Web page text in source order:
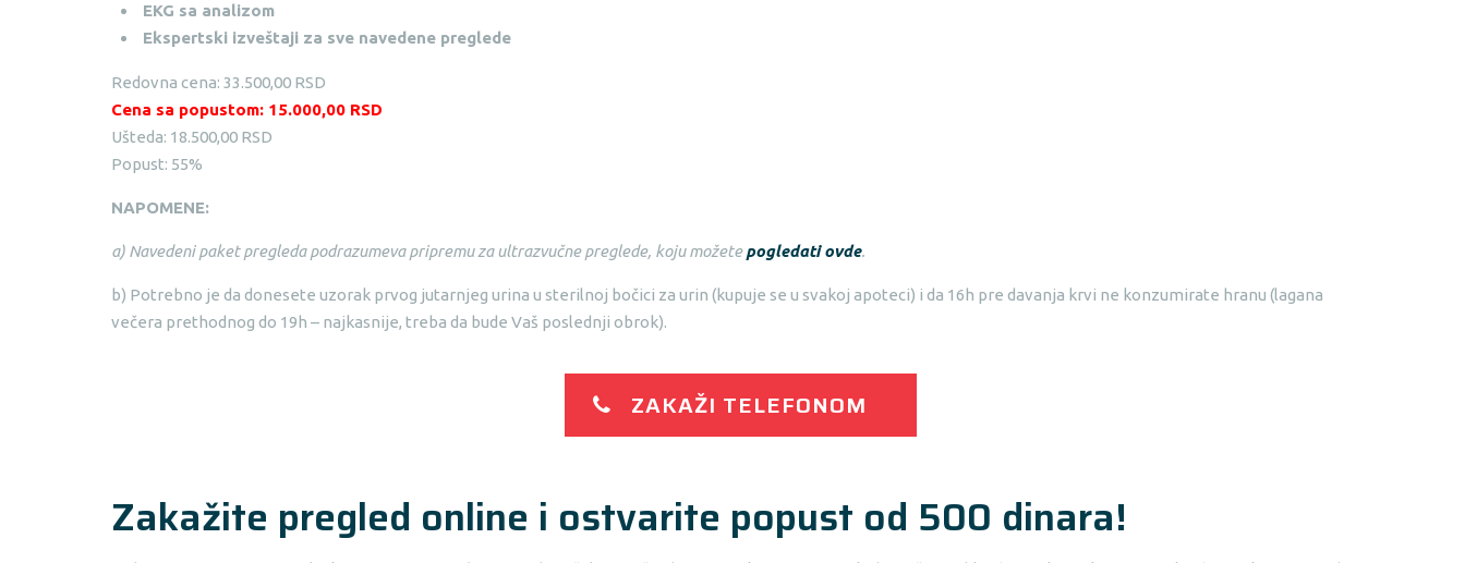
EKG sa analizom
Ekspertski izveštaji za sve navedene preglede
Redovna cena: 33.500,00 RSD
Cena sa popustom: 15.000,00 RSD
Ušteda: 18.500,00 RSD
Popust: 55%
NAPOMENE:
a) Navedeni paket pregleda podrazumeva pripremu za ultrazvučne preglede, koju možetepogledati ovde.
b) Potrebno je da donesete uzorak prvog jutarnjeg urina u sterilnoj bočici za urin (kupuje se u svakoj apoteci) i da 16h pre davanja krvi ne konzumirate hranu (lagana
večera prethodnog do 19h – najkasnije, treba da bude Vaš poslednji obrok).
ZAKAŽI TELEFONOM
Zakažite pregled online i ostvarite popust od 500 dinara!